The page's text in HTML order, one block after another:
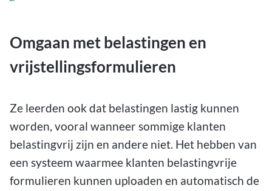
Omgaan met belastingen en
vrijstellingsformulieren
Ze leerden ook dat belastingen lastig kunnen
worden, vooral wanneer sommige klanten
belastingvrij zijn en andere niet. Het hebben van
een systeem waarmee klanten belastingvrije
formulieren kunnen uploaden en automatisch de